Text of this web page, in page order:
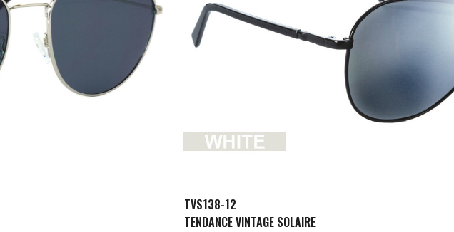
TVS138-12
TENDANCE VINTAGE SOLAIRE